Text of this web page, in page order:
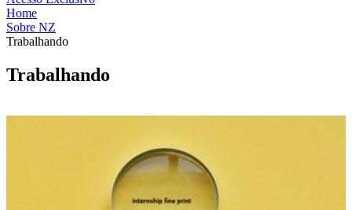
Home
Sobre NZ
Trabalhando
Trabalhando